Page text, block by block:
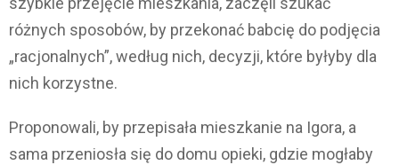
różnych sposobów, by przekonać babcię do podjęcia
„racjonalnych”, według nich, decyzji, które byłyby dla
nich korzystne.
Proponowali, by przepisała mieszkanie na Igora, a
sama przeniosła się do domu opieki, gdzie mogłaby